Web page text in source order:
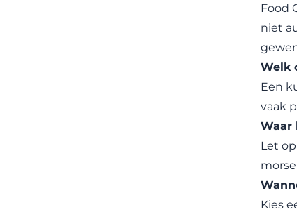
Food
niet
Welk
Een
vaak
Waar
Let
Kies